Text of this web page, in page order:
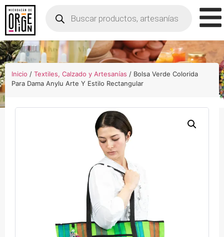
Inicio / Textiles, Calzado y Artesanías / Bolsa Verde Colorida
Para Dama Anylu Arte Y Estilo Rectangular